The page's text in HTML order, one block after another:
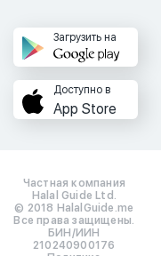
Загрузить на
Доступно в
App Store
Частная компания
Halal Guide Ltd.
© 2018 HalalGuide.me
Все права защищены.
БИН/ИИН
210240900176